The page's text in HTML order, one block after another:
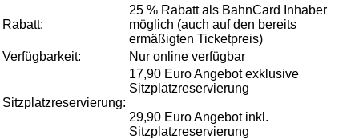
Rabatt:
25 % Rabatt als BahnCard Inhaber
möglich (auch auf den bereits
ermäßigten Ticketpreis)
Verfügbarkeit:
Nur online verfügbar
Sitzplatzreservierung:
17,90 Euro Angebot exklusive
Sitzplatzreservierung
29,90 Euro Angebot inkl.
Sitzplatzreservierung